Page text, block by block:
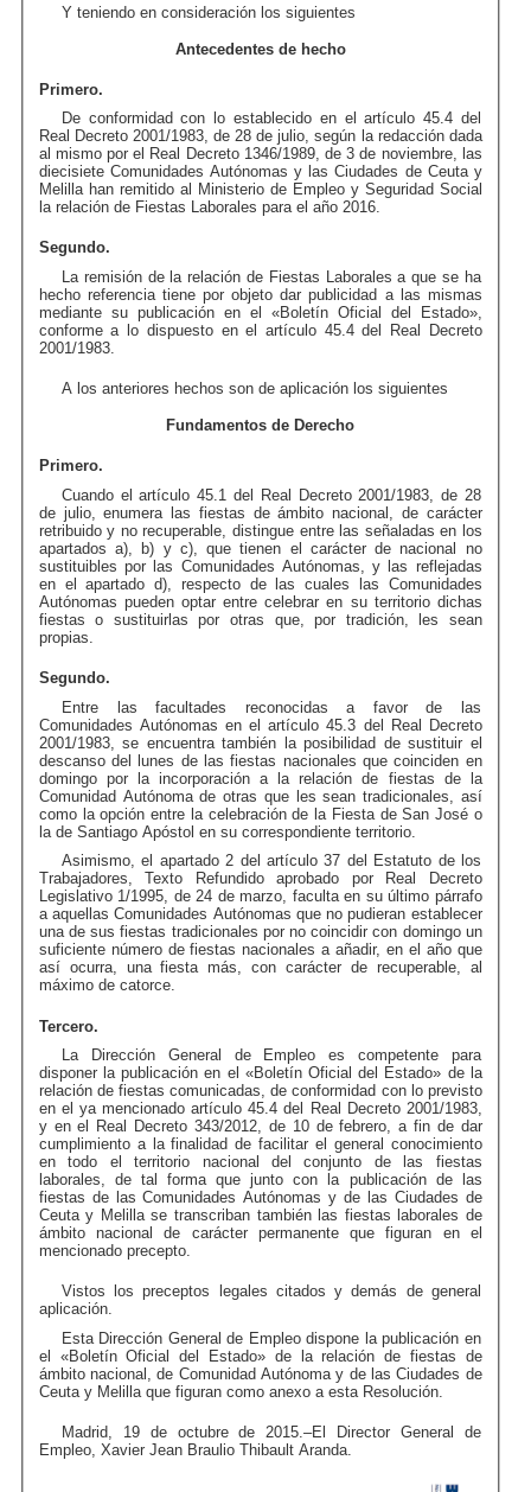
Y teniendo en consideración los siguientes
Antecedentes de hecho
Primero.
De conformidad con lo establecido en el artículo 45.4 del
Real Decreto 2001/1983, de 28 de julio, según la redacción dada
al mismo por el Real Decreto 1346/1989, de 3 de noviembre, las
diecisiete Comunidades Autónomas y las Ciudades de Ceuta y
Melilla han remitido al Ministerio de Empleo y Seguridad Social
la relación de Fiestas Laborales para el año 2016.
Segundo.
La remisión de la relación de Fiestas Laborales a que se ha
hecho referencia tiene por objeto dar publicidad a las mismas
mediante su publicación en el «Boletín Oficial del Estado»,
conforme a lo dispuesto en el artículo 45.4 del Real Decreto
2001/1983.
A los anteriores hechos son de aplicación los siguientes
Fundamentos de Derecho
Primero.
Cuando el artículo 45.1 del Real Decreto 2001/1983, de 28
de julio, enumera las fiestas de ámbito nacional, de carácter
retribuido y no recuperable, distingue entre las señaladas en los
apartados a), b) y c), que tienen el carácter de nacional no
sustituibles por las Comunidades Autónomas, y las reflejadas
en el apartado d), respecto de las cuales las Comunidades
Autónomas pueden optar entre celebrar en su territorio dichas
fiestas o sustituirlas por otras que, por tradición, les sean
propias.
Segundo.
Entre las facultades reconocidas a favor de las
Comunidades Autónomas en el artículo 45.3 del Real Decreto
2001/1983, se encuentra también la posibilidad de sustituir el
descanso del lunes de las fiestas nacionales que coinciden en
domingo por la incorporación a la relación de fiestas de la
Comunidad Autónoma de otras que les sean tradicionales, así
como la opción entre la celebración de la Fiesta de San José o
la de Santiago Apóstol en su correspondiente territorio.
Asimismo, el apartado 2 del artículo 37 del Estatuto de los
Trabajadores, Texto Refundido aprobado por Real Decreto
Legislativo 1/1995, de 24 de marzo, faculta en su último párrafo
a aquellas Comunidades Autónomas que no pudieran establecer
una de sus fiestas tradicionales por no coincidir con domingo un
suficiente número de fiestas nacionales a añadir, en el año que
así ocurra, una fiesta más, con carácter de recuperable, al
máximo de catorce.
Tercero.
La Dirección General de Empleo es competente para
disponer la publicación en el «Boletín Oficial del Estado» de la
relación de fiestas comunicadas, de conformidad con lo previsto
en el ya mencionado artículo 45.4 del Real Decreto 2001/1983,
y en el Real Decreto 343/2012, de 10 de febrero, a fin de dar
cumplimiento a la finalidad de facilitar el general conocimiento
en todo el territorio nacional del conjunto de las fiestas
laborales, de tal forma que junto con la publicación de las
fiestas de las Comunidades Autónomas y de las Ciudades de
Ceuta y Melilla se transcriban también las fiestas laborales de
ámbito nacional de carácter permanente que figuran en el
mencionado precepto.
Vistos los preceptos legales citados y demás de general
aplicación.
Esta Dirección General de Empleo dispone la publicación en
el «Boletín Oficial del Estado» de la relación de fiestas de
ámbito nacional, de Comunidad Autónoma y de las Ciudades de
Ceuta y Melilla que figuran como anexo a esta Resolución.
Madrid, 19 de octubre de 2015.–El Director General de
Empleo, Xavier Jean Braulio Thibault Aranda.